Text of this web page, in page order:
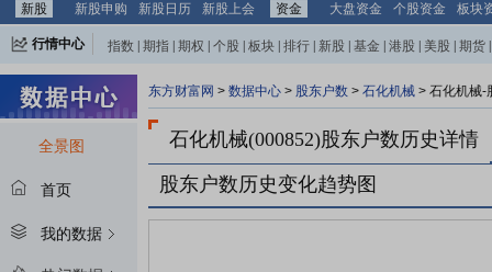
新股
新股申购 新股日历 新股上会 资金 大盘资金 个股资金 板块
行情中心 指数 期指 期权 个股 板块 排行 新股 基金 港股 美股 期货
全景图
首页
我的数据
东方财富网 > 数据中心 > 股东户数 > 石化机械 > 石化机械-
石化机械(000852)股东户数历史详情
股东户数历史变化趋势图